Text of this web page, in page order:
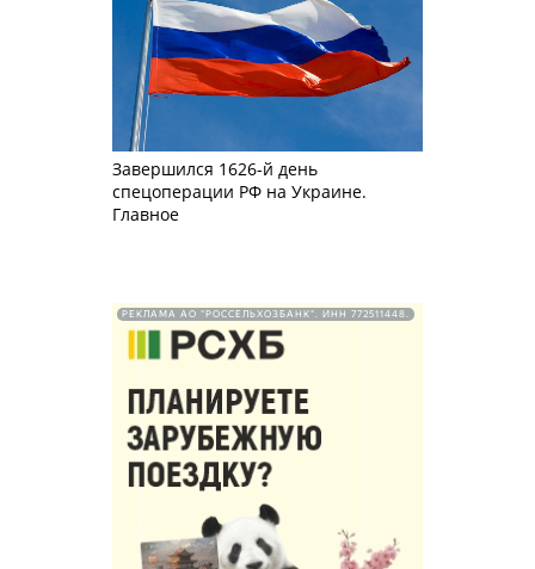
Завершился 1626-й день
спецоперации РФ на Украине.
Главное
РЕКЛАМА АО "РОССЕЛЬХОЗБАНК". ИНН 772511448.